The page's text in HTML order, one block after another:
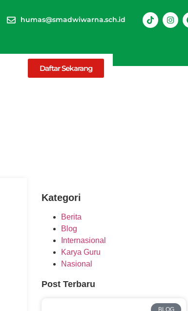
humas@smadwiwarna.sch.id
Daftar Sekarang
Kategori
Berita
Blog
Internasional
Karya Guru
Nasional
Post Terbaru
BLOG